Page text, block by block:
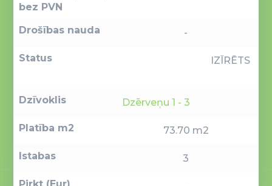
bez PVN
Drošības nauda -
Status IZĪRĒTS
Dzīvoklis Dzērveņu 1 - 3
Platība m2 73.70 m2
Istabas 3
Pirkt (Eur)